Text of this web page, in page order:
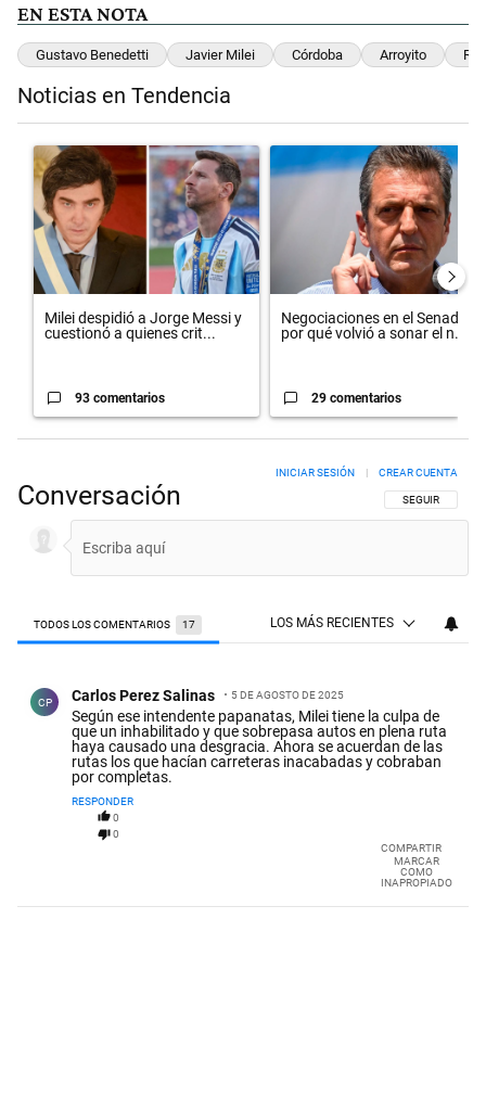
EN ESTA NOTA
Gustavo Benedetti Javier Milei Córdoba Arroyito
Noticias en Tendencia
Un artículo de tendencia con el título "Milei despidió a Jorge Messi
Milei despidió a Jorge Messi y
cuestionó a quienes crit...
93 comentarios
Un artículo de tendencia con el
Negociaciones en el Senado:
por qué volvió a sonar el n...
29 comentarios
Conversación SIGA ESTA
SEGUIR
INICIAR SESIÓN | CREAR CUENTA
TODOS LOS COMENTARIOS 17 LOS MÁS RECIENTES
CP Carlos Perez Salinas 5 DE AGOSTO DE 2025
Según ese intendente papanatas, Milei tiene la culpa de
que un inhabilitado y que sobrepasa autos en plena ruta
haya causado una desgracia. Ahora se acuerdan de las
rutas los que hacían carreteras inacabadas y cobraban
por completas.
RESPONDER
0
0
COMPARTIR
MARCAR
COMO
INAPROPIADO